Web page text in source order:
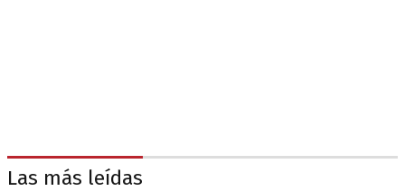
Las más leídas